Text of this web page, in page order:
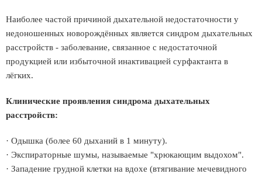
Наиболее частой причиной дыхательной недостаточности у
недоношенных новорождённых является синдром дыхательных
расстройств - заболевание, связанное с недостаточной
продукцией или избыточной инактивацией сурфактанта в
лёгких.
Клинические проявления синдрома дыхательных
расстройств:
· Одышка (более 60 дыханий в 1 минуту).
· Экспираторные шумы, называемые "хрюкающим выдохом".
· Западение грудной клетки на вдохе (втягивание мечевидного